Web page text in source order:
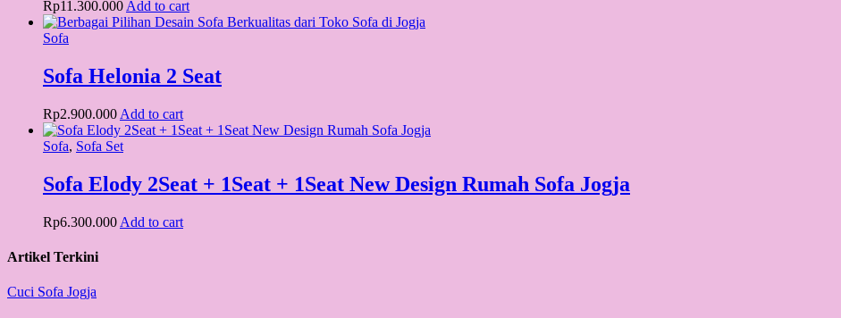
Rp11.300.000 Add to cart
Sofa
Sofa Helonia 2 Seat
Rp2.900.000 Add to cart
Sofa, Sofa Set
Sofa Elody 2Seat + 1Seat + 1Seat New Design Rumah Sofa Jogja
Rp6.300.000 Add to cart
Artikel Terkini
Cuci Sofa Jogja